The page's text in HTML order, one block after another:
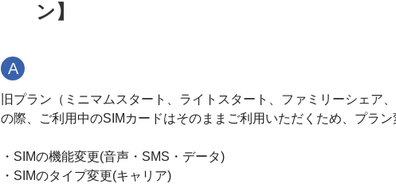
ン】
A
旧プラン（ミニマムスタート、ライトスタート、ファミリーシェア
の際、ご利用中のSIMカードはそのままご利用いただくため、プラ
・SIMの機能変更(音声・SMS・データ)
・SIMのタイプ変更(キャリア)